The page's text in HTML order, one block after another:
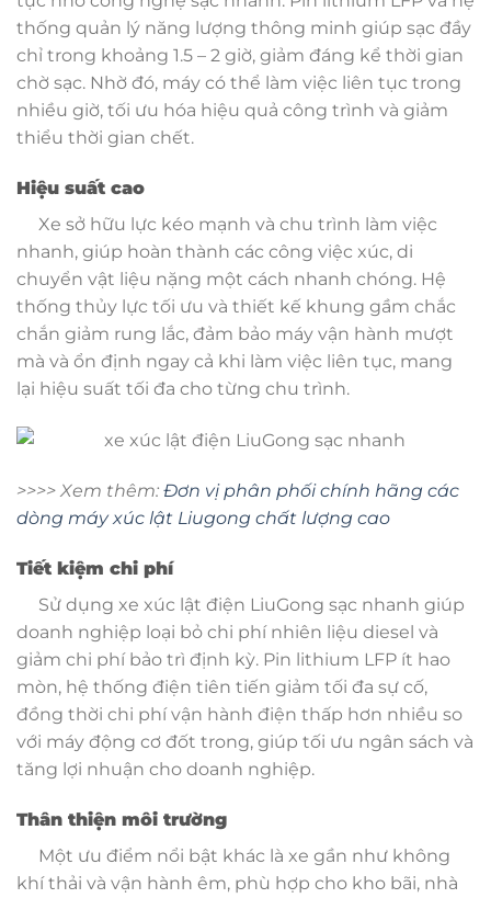
thống quản lý năng lượng thông minh giúp sạc đầy
chỉ trong khoảng 1.5 – 2 giờ, giảm đáng kể thời gian
chờ sạc. Nhờ đó, máy có thể làm việc liên tục trong
nhiều giờ, tối ưu hóa hiệu quả công trình và giảm
thiểu thời gian chết.
Hiệu suất cao
Xe sở hữu lực kéo mạnh và chu trình làm việc
nhanh, giúp hoàn thành các công việc xúc, di
chuyển vật liệu nặng một cách nhanh chóng. Hệ
thống thủy lực tối ưu và thiết kế khung gầm chắc
chắn giảm rung lắc, đảm bảo máy vận hành mượt
mà và ổn định ngay cả khi làm việc liên tục, mang
lại hiệu suất tối đa cho từng chu trình.
>>>> Xem thêm: Đơn vị phân phối chính hãng các
dòng máy xúc lật Liugong chất lượng cao
Tiết kiệm chi phí
Sử dụng xe xúc lật điện LiuGong sạc nhanh giúp
doanh nghiệp loại bỏ chi phí nhiên liệu diesel và
giảm chi phí bảo trì định kỳ. Pin lithium LFP ít hao
mòn, hệ thống điện tiên tiến giảm tối đa sự cố,
đồng thời chi phí vận hành điện thấp hơn nhiều so
với máy động cơ đốt trong, giúp tối ưu ngân sách và
tăng lợi nhuận cho doanh nghiệp.
Thân thiện môi trường
Một ưu điểm nổi bật khác là xe gần như không
khí thải và vận hành êm, phù hợp cho kho bãi, nhà